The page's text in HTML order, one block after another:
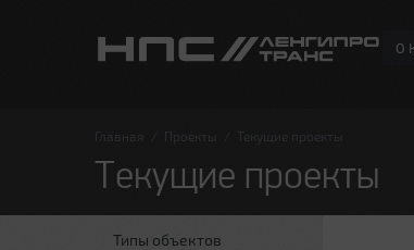
О
Главная Проекты Текущие проекты
Текущие проекты
Типы объектов